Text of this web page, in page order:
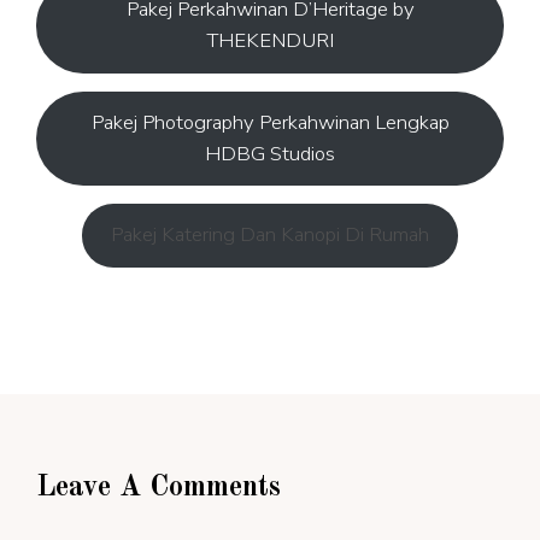
Pakej Perkahwinan D’Heritage by
THEKENDURI
Pakej Photography Perkahwinan Lengkap
HDBG Studios
Pakej Katering Dan Kanopi Di Rumah
Leave A Comments